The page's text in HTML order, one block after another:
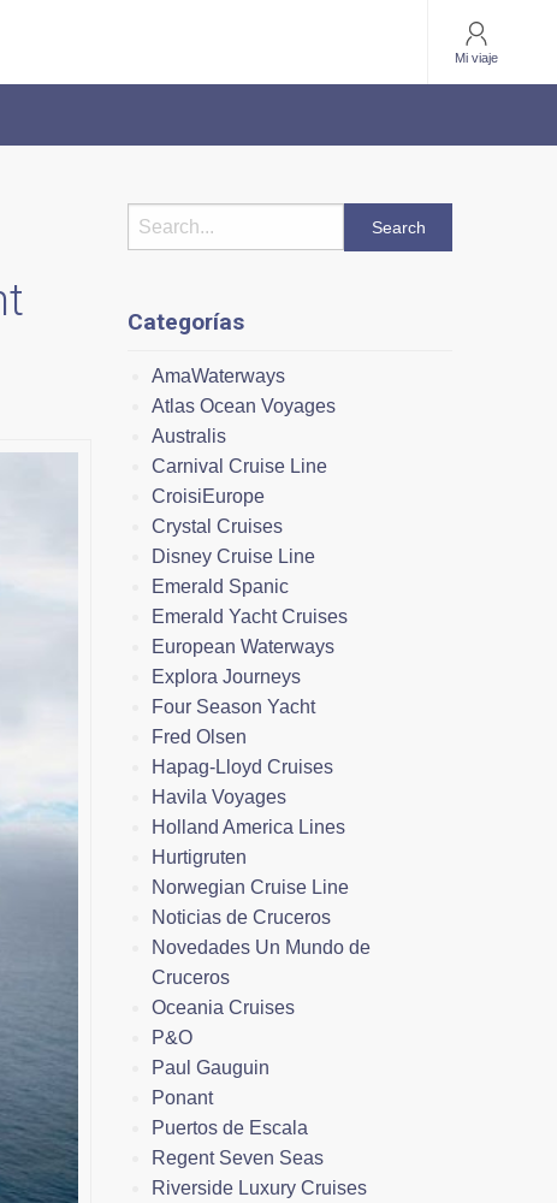
Mi viaje
Categorías
AmaWaterways
Atlas Ocean Voyages
Australis
Carnival Cruise Line
CroisiEurope
Crystal Cruises
Disney Cruise Line
Emerald Spanic
Emerald Yacht Cruises
European Waterways
Explora Journeys
Four Season Yacht
Fred Olsen
Hapag-Lloyd Cruises
Havila Voyages
Holland America Lines
Hurtigruten
Norwegian Cruise Line
Noticias de Cruceros
Novedades Un Mundo de
Cruceros
Oceania Cruises
P&O
Paul Gauguin
Ponant
Puertos de Escala
Regent Seven Seas
Riverside Luxury Cruises